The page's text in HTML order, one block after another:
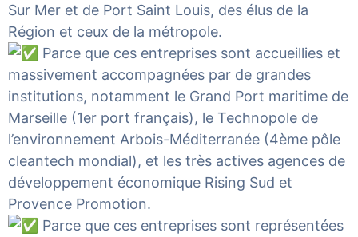
Sur Mer et de Port Saint Louis, des élus de la
Région et ceux de la métropole.
Parce que ces entreprises sont accueillies et
massivement accompagnées par de grandes
institutions, notamment le Grand Port maritime de
Marseille (1er port français), le Technopole de
l’environnement Arbois-Méditerranée (4ème pôle
cleantech mondial), et les très actives agences de
développement économique Rising Sud et
Provence Promotion.
Parce que ces entreprises sont représentées